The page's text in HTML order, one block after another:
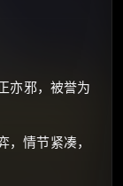
亦邪，被誉为
情节紧凑，